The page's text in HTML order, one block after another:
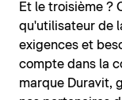
Et le troisième ?
qu'utilisateur de
exigences et
compte dans la
marque Duravit,